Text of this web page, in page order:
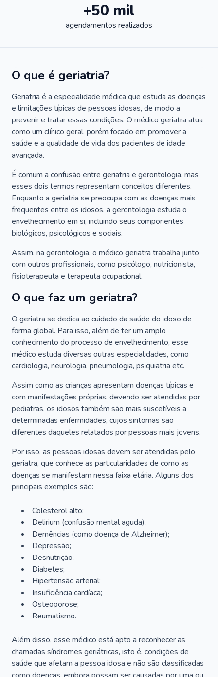
+50 mil
agendamentos realizados
O que é geriatria?
Geriatria é a especialidade médica que estuda as doenças
e limitações típicas de pessoas idosas, de modo a
prevenir e tratar essas condições. O médico geriatra atua
como um clínico geral, porém focado em promover a
saúde e a qualidade de vida dos pacientes de idade
avançada.
É comum a confusão entre geriatria e gerontologia, mas
esses dois termos representam conceitos diferentes.
Enquanto a geriatria se preocupa com as doenças mais
frequentes entre os idosos, a gerontologia estuda o
envelhecimento em si, incluindo seus componentes
biológicos, psicológicos e sociais.
Assim, na gerontologia, o médico geriatra trabalha junto
com outros profissionais, como psicólogo, nutricionista,
fisioterapeuta e terapeuta ocupacional.
O que faz um geriatra?
O geriatra se dedica ao cuidado da saúde do idoso de
forma global. Para isso, além de ter um amplo
conhecimento do processo de envelhecimento, esse
médico estuda diversas outras especialidades, como
cardiologia, neurologia, pneumologia, psiquiatria etc.
Assim como as crianças apresentam doenças típicas e
com manifestações próprias, devendo ser atendidas por
pediatras, os idosos também são mais suscetíveis a
determinadas enfermidades, cujos sintomas são
diferentes daqueles relatados por pessoas mais jovens.
Por isso, as pessoas idosas devem ser atendidas pelo
geriatra, que conhece as particularidades de como as
doenças se manifestam nessa faixa etária. Alguns dos
principais exemplos são:
Colesterol alto;
Delirium (confusão mental aguda);
Demências (como doença de Alzheimer);
Depressão;
Desnutrição;
Diabetes;
Hipertensão arterial;
Insuficiência cardíaca;
Osteoporose;
Reumatismo.
Além disso, esse médico está apto a reconhecer as
chamadas síndromes geriátricas, isto é, condições de
saúde que afetam a pessoa idosa e não são classificadas